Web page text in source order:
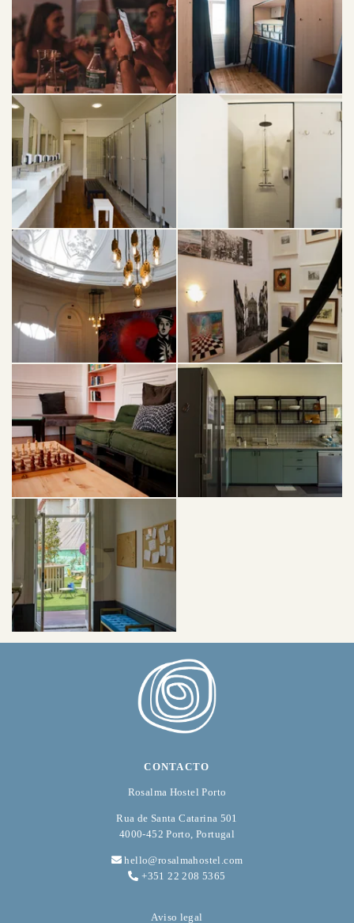
CONTACTO
Rosalma Hostel Porto
Rua de Santa Catarina 501
4000-452 Porto, Portugal
hello@rosalmahostel.com
+351 22 208 5365
Aviso legal